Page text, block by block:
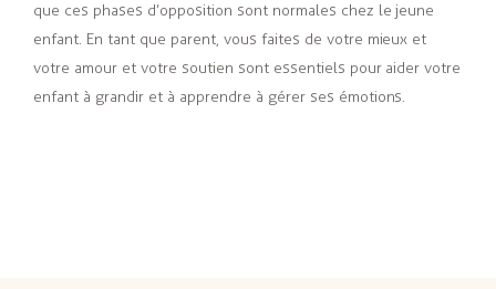
que ces phases d’opposition sont normales chez le jeune
enfant. En tant que parent, vous faites de votre mieux et
votre amour et votre soutien sont essentiels pour aider votre
enfant à grandir et à apprendre à gérer ses émotions.